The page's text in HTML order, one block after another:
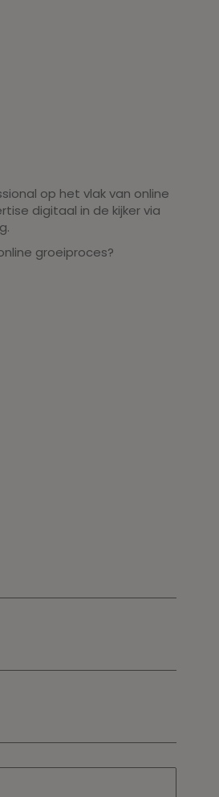
op het vlak van online
digitaal in de kijker via
groeiproces?